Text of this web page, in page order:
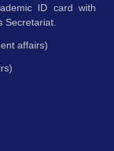
ID card with
Secretariat.
affairs)